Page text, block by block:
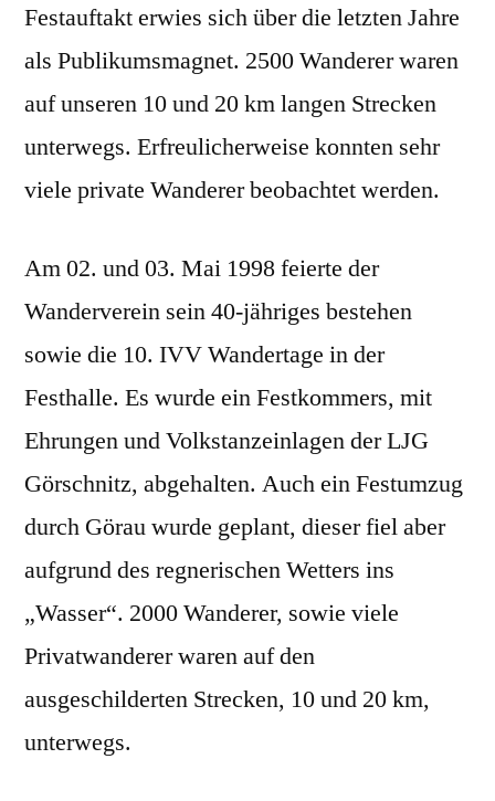
Festauftakt erwies sich über die letzten Jahre
als Publikumsmagnet. 2500 Wanderer waren
auf unseren 10 und 20 km langen Strecken
unterwegs. Erfreulicherweise konnten sehr
viele private Wanderer beobachtet werden.
Am 02. und 03. Mai 1998 feierte der
Wanderverein sein 40-jähriges bestehen
sowie die 10. IVV Wandertage in der
Festhalle. Es wurde ein Festkommers, mit
Ehrungen und Volkstanzeinlagen der LJG
Görschnitz, abgehalten. Auch ein Festumzug
durch Görau wurde geplant, dieser fiel aber
aufgrund des regnerischen Wetters ins
„Wasser“. 2000 Wanderer, sowie viele
Privatwanderer waren auf den
ausgeschilderten Strecken, 10 und 20 km,
unterwegs.